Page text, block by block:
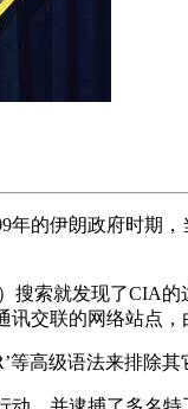
的伊朗政府时期
搜索就发现了CIA
交联的网络站点
等高级语法来排除